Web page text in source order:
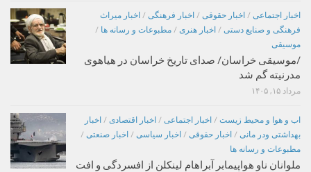
اخبار اجتماعی / اخبار حقوقی / اخبار فرهنگی / اخبار میراث
فرهنگی و صنایع دستی / اخبار هنری / مطبوعات و رسانه ها /
موسیقی
/موسیقی خراسان/ صدای تاریخ خراسان در هیاهوی
مدرنیته گم شد
مرداد ۱۵, ۱۴۰۵
اب و هوا و محیط زیست / اخبار اجتماعی / اخبار اقتصادی / اخبار
بهداشتی ودر مانی / اخبار حقوقی / اخبار سیاسی / اخبار صنعتی /
مطبوعات و رسانه ها
ملوانان ناو هواپیمابر آبراهام لینکلن از افسردگی و افت